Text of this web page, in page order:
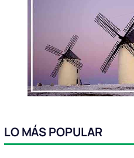
LO MÁS POPULAR